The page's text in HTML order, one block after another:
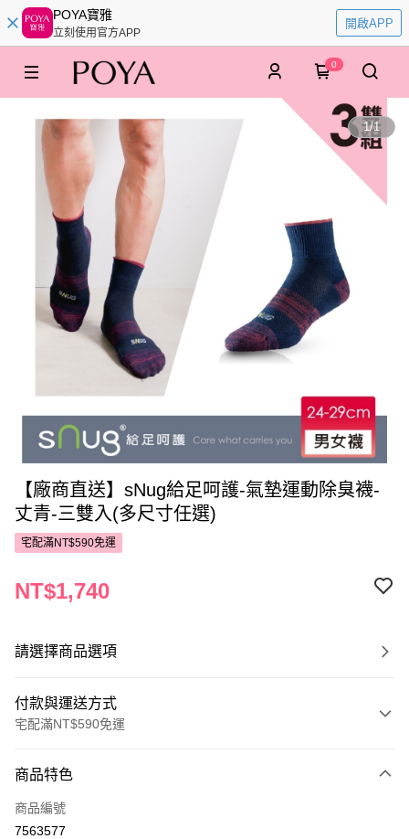
POYA寶雅
立刻使用官方APP
開啟APP
0
1/1
【廠商直送】sNug給足呵護-氣墊運動除臭襪-
丈青-三雙入(多尺寸任選)
宅配滿NT$590免運
NT$1,740
請選擇商品選項
付款與運送方式
宅配滿NT$590免運
POYA支付
信用卡一次付款
商品特色
商品編號
7563577